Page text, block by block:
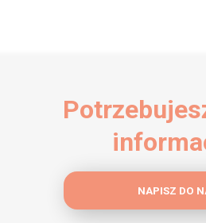
NAPISZ DO